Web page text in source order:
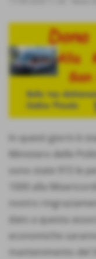
In questi giorni è
Ministero delle
sono state 915 le
1000 alla
nostro
dato a questa
economiche
mantenimento del